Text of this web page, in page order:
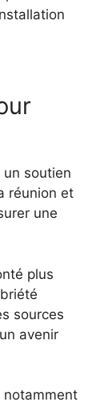
soutien
réunion et
une
plus
sources
avenir
notamment